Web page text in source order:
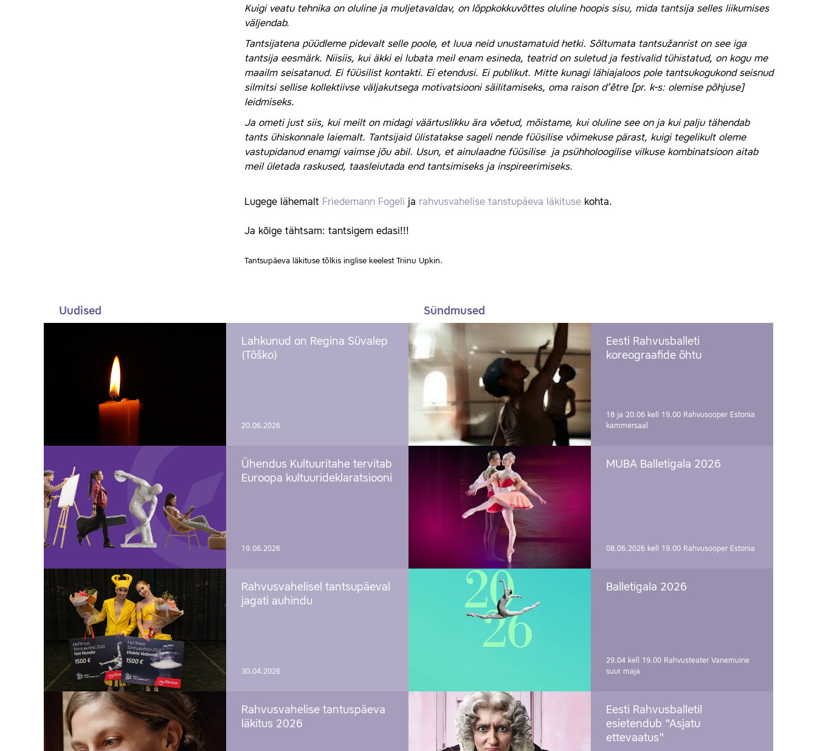
Kuigi veatu tehnika on oluline ja muljetavaldav, on lõppkokkuvõttes oluline hoopis sisu, mida tantsija selles liikumises
väljendab.
Tantsijatena püüdleme pidevalt selle poole, et luua neid unustamatuid hetki. Sõltumata tantsužanrist on see iga
tantsija eesmärk. Niisiis, kui äkki ei lubata meil enam esineda, teatrid on suletud ja festivalid tühistatud, on kogu me
maailm seisatanud. Ei füüsilist kontakti. Ei etendusi. Ei publikut. Mitte kunagi lähiajaloos pole tantsukogukond seisnud
silmitsi sellise kollektiivse väljakutsega motivatsiooni säilitamiseks, oma raison d’être [pr. k-s: olemise põhjuse]
leidmiseks.
Ja ometi just siis, kui meilt on midagi väärtuslikku ära võetud, mõistame, kui oluline see on ja kui palju tähendab
tants ühiskonnale laiemalt. Tantsijaid ülistatakse sageli nende füüsilise võimekuse pärast, kuigi tegelikult oleme
vastupidanud enamgi vaimse jõu abil. Usun, et ainulaadne füüsilise ja psühholoogilise vilkuse kombinatsioon aitab
meil ületada raskused, taasleiutada end tantsimiseks ja inspireerimiseks.
Lugege lähemalt Friedemann Fogeli ja rahvusvahelise tanstupäeva läkituse kohta.
Ja kõige tähtsam: tantsigem edasi!!!
Tantsupäeva läkituse tõlkis inglise keelest Triinu Upkin.
Uudised
Lahkunud on Regina Süvalep
(Tõško)
20.06.2026
Ühendus Kultuuritahe tervitab
Euroopa kultuurideklaratsiooni
19.06.2026
Rahvusvahelisel tantsupäeval
jagati auhindu
30.04.2026
Rahvusvahelise tantuspäeva
läkitus 2026
Sündmused
Eesti Rahvusballeti
koreograafide õhtu
18 ja 20.06 kell 19.00 Rahvusooper Estonia
kammersaal
MUBA Balletigala 2026
08.06.2026 kell 19.00 Rahvusooper Estonia
Balletigala 2026
29.04 kell 19.00 Rahvusteater Vanemuine
suur maja
Eesti Rahvusballetil
esietendub "Asjatu
ettevaatus"